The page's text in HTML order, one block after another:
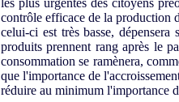
les plus urgentes des citoyens
contrôle efficace de la production
celui-ci est très basse,
produits prennent rang après le
consommation se ramènera,
que l'importance de
réduire au minimum l'importance